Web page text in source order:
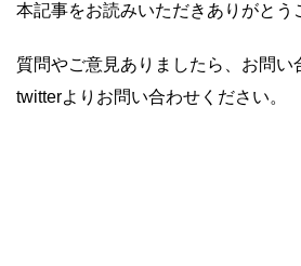
本記事をお読みいただきありがとう
質問やご意見ありましたら、お問い
twitterよりお問い合わせください。